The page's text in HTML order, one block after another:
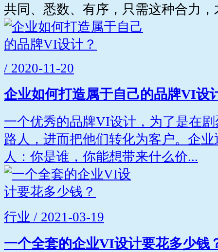
共同、悉数、有序，只需这种合力
/ 2020-11-20
企业如何打造属于自己的品牌VI设
一个优秀的品牌VI设计，为了是在
路人，进而把他们转化为客户。企
人：你是谁，你能想带来什么价...
行业 / 2021-03-19
一个全套的企业VI设计要花多少钱